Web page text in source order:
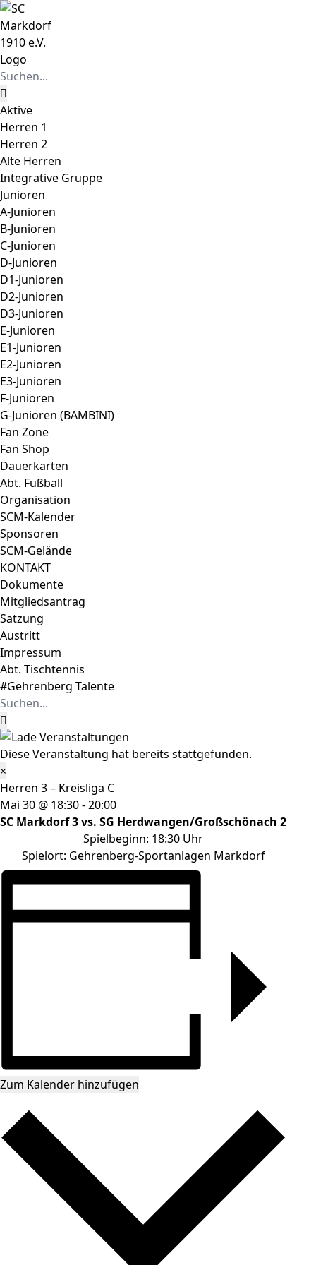
Zum
Inhalt
springen
Instagram
Facebook
Suche
nach:
Aktive
Herren 1
Herren 2
Alte Herren
Integrative Gruppe
Junioren
A-Junioren
B-Junioren
C-Junioren
D-Junioren
D1-Junioren
D2-Junioren
D3-Junioren
E-Junioren
E1-Junioren
E2-Junioren
E3-Junioren
F-Junioren
G-Junioren (BAMBINI)
Fan Zone
Fan Shop
Dauerkarten
Abt. Fußball
Organisation
SCM-Kalender
Sponsoren
SCM-Gelände
KONTAKT
Dokumente
Mitgliedsantrag
Satzung
Austritt
Impressum
Abt. Tischtennis
#Gehrenberg Talente
Suche
nach:
Diese Veranstaltung hat bereits stattgefunden.
×
Herren 3 – Kreisliga C
Mai 30 @ 18:30-20:00
SC Markdorf 3 vs. SG Herdwangen/Großschönach 2
Spielbeginn: 18:30 Uhr
Spielort: Gehrenberg-Sportanlagen Markdorf
Zum Kalender hinzufügen